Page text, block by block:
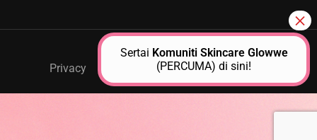
Privacy GPM Support About Us Contact
Sertai Komuniti Skincare Glowwe
(PERCUMA) di sini!